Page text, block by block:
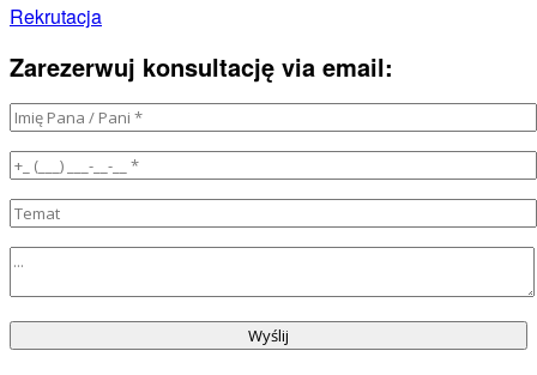
Rekrutacja
Zarezerwuj konsultację via email: